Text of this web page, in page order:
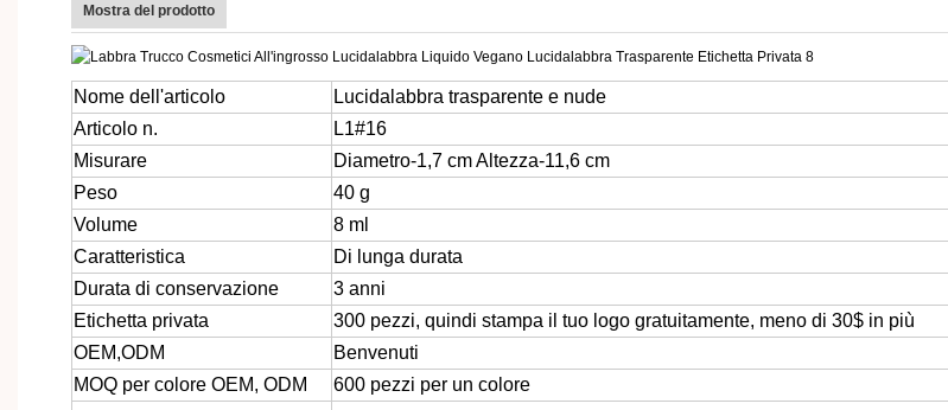
Mostra del prodotto
Nome dell'articolo
Lucidalabbra trasparente e nude
Articolo n.
L1#16
Misurare
Diametro-1,7 cm Altezza-11,6 cm
Peso
40 g
Volume
8 ml
Caratteristica
Di lunga durata
Durata di conservazione
3 anni
Etichetta privata
300 pezzi, quindi stampa il tuo logo gratuitamente, meno di 30$ in più
OEM,ODM
Benvenuti
MOQ per colore OEM, ODM
600 pezzi per un colore